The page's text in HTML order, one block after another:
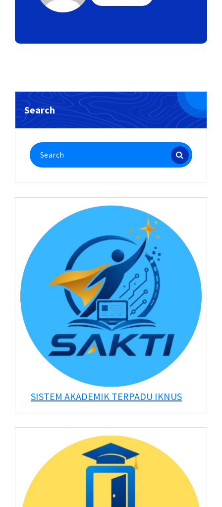
Search
Search
for:
SISTEM AKADEMIK TERPADU IKNUS